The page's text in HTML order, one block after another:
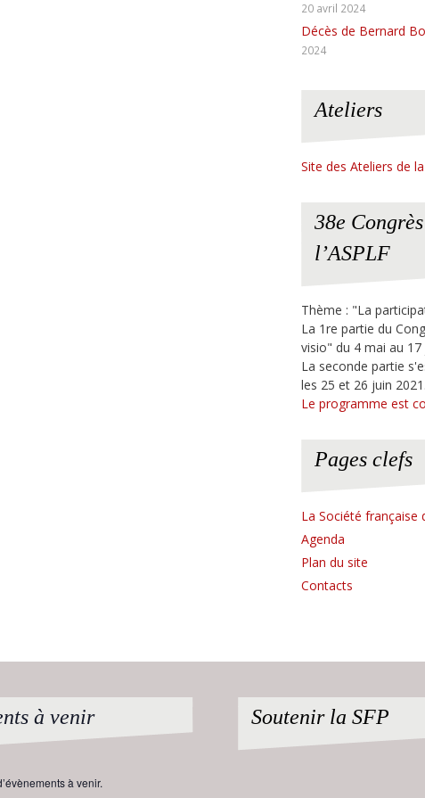
20 avril 2024
Décès de Bernard
2024
Ateliers
Site des Ateliers de la
38e
l’ASPLF
Thème : "La
La 1re partie du
visio" du 4 mai au 17
La seconde partie
les 25 et 26 juin 2021.
Le programme est
Pages clefs
La Société française
Agenda
Plan du site
Contacts
à venir
à venir.
Soutenir la SFP